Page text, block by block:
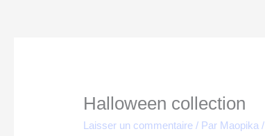
Halloween collection
Laisser un commentaire / Par Maopika/